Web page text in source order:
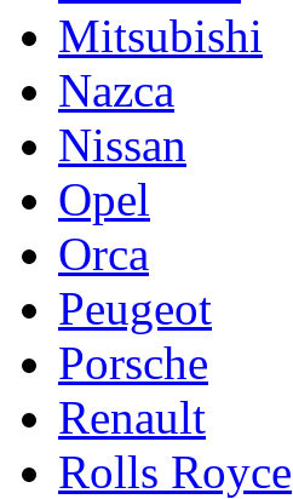
Mitsubishi
Nazca
Nissan
Opel
Orca
Peugeot
Porsche
Renault
Rolls Royce